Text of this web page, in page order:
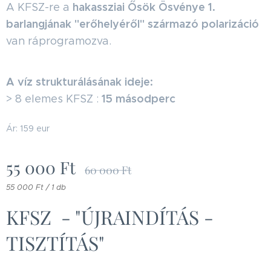
A KFSZ-re a hakassziai Ősök Ösvénye 1.
barlangjának "erőhelyéről" származó polarizáció
van ráprogramozva.
A víz strukturálásának ideje:
> 8 elemes KFSZ : 15 másodperc
Ár: 159 eur
55 000 Ft 60 000Ft
55 000 Ft / 1 db
KFSZ - "ÚJRAINDÍTÁS -
TISZTÍTÁS"